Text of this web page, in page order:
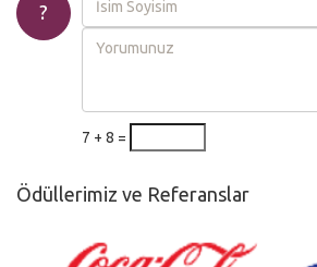
?
7 + 8 =
Ödüllerimiz ve Referanslar